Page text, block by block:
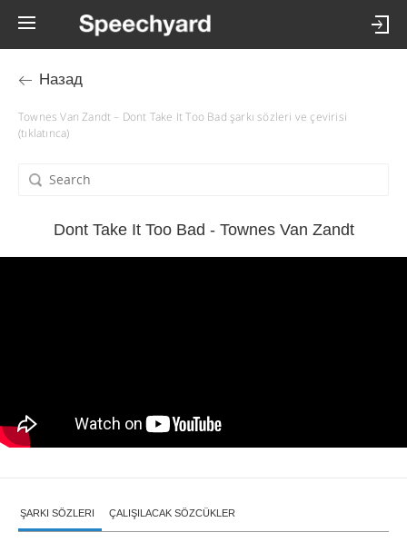
Назад
Townes Van Zandt – Dont Take It Too Bad şarkı sözleri ve çevirisi
(tıklatınca)
Dont Take It Too Bad - Townes Van Zandt
ŞARKI SÖZLERI ÇALIŞILACAK SÖZCÜKLER